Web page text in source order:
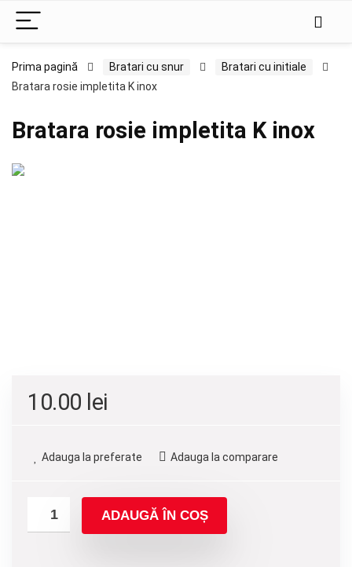
Prima pagină Bratari cu snur
Bratari cu initiale
Bratara rosie impletita K inox
Bratara rosie impletita K inox
10.00 lei
Adauga la preferate Adauga la comparare
ADAUGĂ ÎN COȘ